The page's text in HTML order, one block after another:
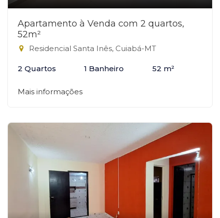
Apartamento à Venda com 2 quartos,
52m²
Residencial Santa Inês, Cuiabá-MT
2 Quartos 1 Banheiro 52 m²
Mais informações